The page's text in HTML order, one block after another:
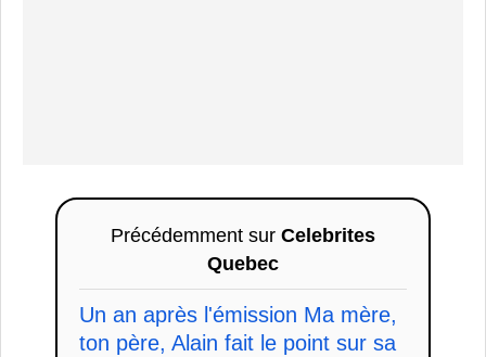
Précédemment sur Celebrites
Quebec
Un an après l'émission Ma mère,
ton père, Alain fait le point sur sa